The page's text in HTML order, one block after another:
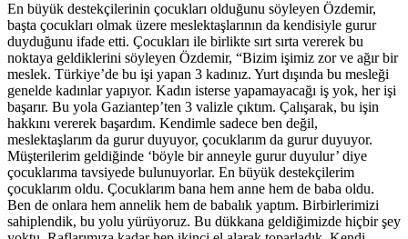
En büyük destekçilerinin çocukları olduğunu söyleyen Özdemir,
başta çocukları olmak üzere meslektaşlarının da kendisiyle gurur
duyduğunu ifade etti. Çocukları ile birlikte sırt sırta vererek bu
noktaya geldiklerini söyleyen Özdemir, “Bizim işimiz zor ve ağır bir
meslek. Türkiye’de bu işi yapan 3 kadınız. Yurt dışında bu mesleği
genelde kadınlar yapıyor. Kadın isterse yapamayacağı iş yok, her işi
başarır. Bu yola Gaziantep’ten 3 valizle çıktım. Çalışarak, bu işin
hakkını vererek başardım. Kendimle sadece ben değil,
meslektaşlarım da gurur duyuyor, çocuklarım da gurur duyuyor.
Müşterilerim geldiğinde ‘böyle bir anneyle gurur duyulur’ diye
çocuklarıma tavsiyede bulunuyorlar. En büyük destekçilerim
çocuklarım oldu. Çocuklarım bana hem anne hem de baba oldu.
Ben de onlara hem annelik hem de babalık yaptım. Birbirlerimizi
sahiplendik, bu yolu yürüyoruz. Bu dükkana geldiğimizde hiçbir şey